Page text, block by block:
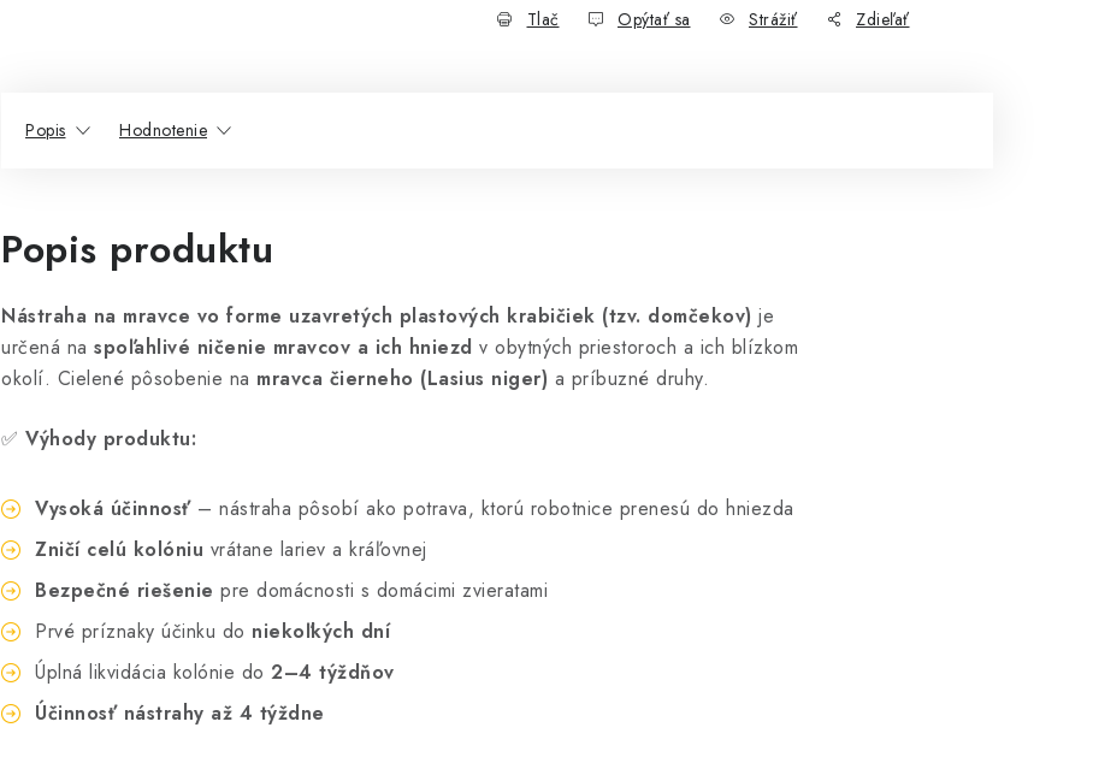
Tlač Opýtať sa Strážiť Zdieľať
Popis Hodnotenie
Popis produktu
Nástraha na mravce vo forme uzavretých plastových krabičiek (tzv. domčekov) je
určená na spoľahlivé ničenie mravcov a ich hniezd v obytných priestoroch a ich blízkom
okolí. Cielené pôsobenie na mravca čierneho (Lasius niger) a príbuzné druhy.
✅ Výhody produktu:
Vysoká účinnosť– nástraha pôsobí ako potrava, ktorú robotnice prenesú do hniezda
Zničí celú kolóniu vrátane lariev a kráľovnej
Bezpečné riešenie pre domácnosti s domácimi zvieratami
Prvé príznaky účinku do niekoľkých dní
Úplná likvidácia kolónie do 2–4 týždňov
Účinnosť nástrahy až 4 týždne